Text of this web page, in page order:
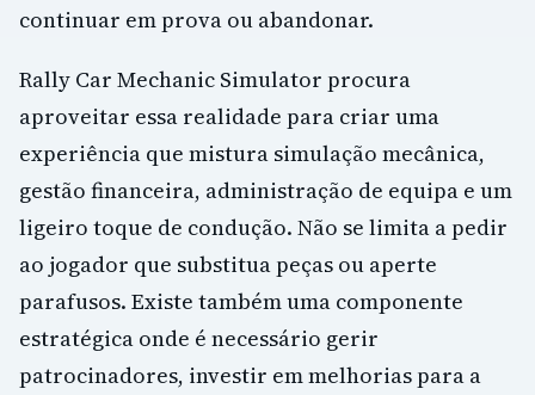
continuar em prova ou abandonar.
Rally Car Mechanic Simulator procura
aproveitar essa realidade para criar uma
experiência que mistura simulação mecânica,
gestão financeira, administração de equipa e um
ligeiro toque de condução. Não se limita a pedir
ao jogador que substitua peças ou aperte
parafusos. Existe também uma componente
estratégica onde é necessário gerir
patrocinadores, investir em melhorias para a